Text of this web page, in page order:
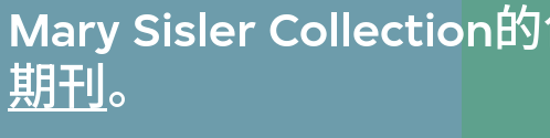
Mary Sisler Collection
期刊。